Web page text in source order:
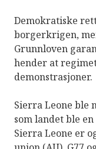
Demokratiske
borgerkrigen,
Grunnloven
hender at
demonstrasjoner.
Sierra Leone ble
som landet ble
Sierra Leone er